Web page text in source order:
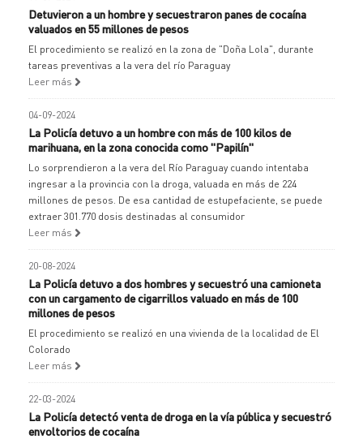
Detuvieron a un hombre y secuestraron panes de cocaína
valuados en 55 millones de pesos
El procedimiento se realizó en la zona de "Doña Lola", durante
tareas preventivas a la vera del río Paraguay
Leer más
04-09-2024
La Policía detuvo a un hombre con más de 100 kilos de
marihuana, en la zona conocida como "Papilín"
Lo sorprendieron a la vera del Río Paraguay cuando intentaba
ingresar a la provincia con la droga, valuada en más de 224
millones de pesos. De esa cantidad de estupefaciente, se puede
extraer 301.770 dosis destinadas al consumidor
Leer más
20-08-2024
La Policía detuvo a dos hombres y secuestró una camioneta
con un cargamento de cigarrillos valuado en más de 100
millones de pesos
El procedimiento se realizó en una vivienda de la localidad de El
Colorado
Leer más
22-03-2024
La Policía detectó venta de droga en la vía pública y secuestró
envoltorios de cocaína